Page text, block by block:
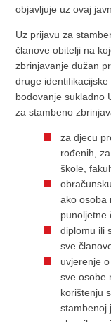
objavljuje uz ovaj
Uz prijavu za
članove obitelji na
zbrinjavanje dužan
druge
bodovanje sukladno
za stambeno
za djecu
rođenih,
škole,
ako osoba
punoljetne
diplomu ili
sve
uvjerenje
sve osobe
korištenju
stambenoj